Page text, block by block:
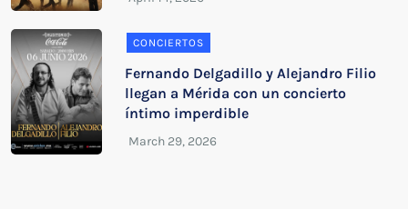
CONCIERTOS
Fernando Delgadillo y Alejandro Filio
llegan a Mérida con un concierto
íntimo imperdible